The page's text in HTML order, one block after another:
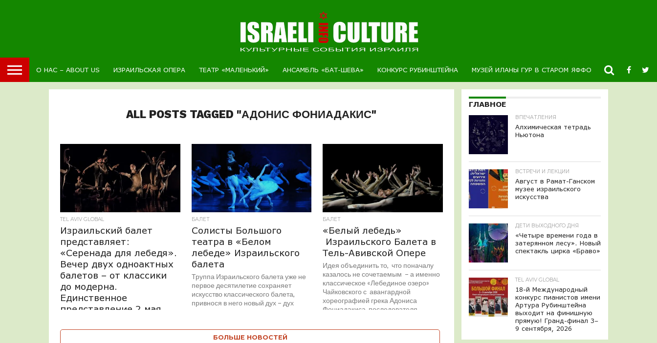
О НАС – ABOUT US ИЗРАИЛЬСКАЯ ОПЕРА ТЕАТР «МАЛЕНЬКИЙ» АНСАМБЛЬ «БАТ-ШЕВА» КОНКУРС РУБИНШТЕЙНА МУЗЕЙ ИЛАНЫ ГУР В СТАРОМ ЯФФО НОВОСТИ
ALL POSTS TAGGED "АДОНИС ФОНИАДАКИС"
TEL AVIV GLOBAL
Израильский балет
представляет:
«Серенада для лебедя».
Вечер двух одноактных
балетов – от классики
до модерна.
Единственное
представление 2 мая
«Серенада» — известнейший
БАЛЕТ
Cолисты Большого
театра в «Белом
лебеде» Израильского
балета
Труппа Израильского балета уже не
первое десятилетие сохраняет
искусство классического балета,
привнося в него новый дух – дух
БАЛЕТ
«Белый лебедь»
Израильского Балета в
Тель-Авивской Опере
Идея объединить то, что поначалу
казалось не сочетаемым – а именно
классическое «Лебединое озеро»
Чайковского с авангардной
хореографией грека Адониса
Фониадакиса, последователя...
БОЛЬШЕ НОВОСТЕЙ
ГЛАВНОЕ
ВПЕЧАТЛЕНИЯ
Алхимическая тетрадь
Ньютона
ВСТРЕЧИ И ЛЕКЦИИ
Август в Рамат-Ганском
музее израильского
искусства
ДЕТИ ВЫХОДНОГО ДНЯ
«Четыре времени года в
затерянном лесу». Новый
спектакль цирка «Браво»
TEL AVIV GLOBAL
18-й Международный
конкурс пианистов имени
Артура Рубинштейна
выходит на финишную
прямую! Гранд-финал 3–
9 сентября, 2026